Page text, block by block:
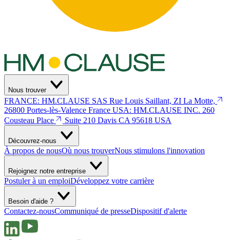
Nous trouver
FRANCE: HM.CLAUSE SAS Rue Louis Saillant, ZI La Motte,
26800 Portes-lès-Valence France USA: HM.CLAUSE INC. 260
Cousteau Place
Suite 210 Davis CA 95618 USA
Découvrez-nous
À propos de nousOù nous trouverNous stimulons l'innovation
Rejoignez notre entreprise
Postuler à un emploiDéveloppez votre carrière
Besoin d'aide ?
Contactez-nousCommuniqué de presseDispositif d'alerte